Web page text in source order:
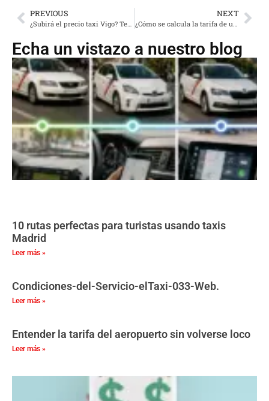
PREVIOUS NEXT
Echa un vistazo a nuestro blog
10 rutas perfectas para turistas usando taxis
Madrid
Leer más »
Condiciones-del-Servicio-elTaxi-033-Web.
Leer más »
Entender la tarifa del aeropuerto sin volverse loco
Leer más »